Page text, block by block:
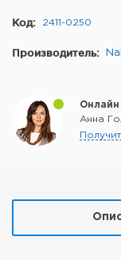
Код: 2411-0250
Производитель:
Онлайн
Анна